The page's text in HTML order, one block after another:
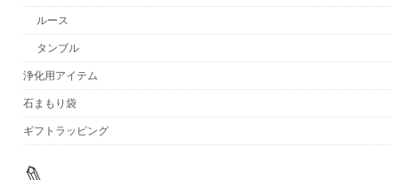
ルース
タンブル
浄化用アイテム
石まもり袋
ギフトラッピング